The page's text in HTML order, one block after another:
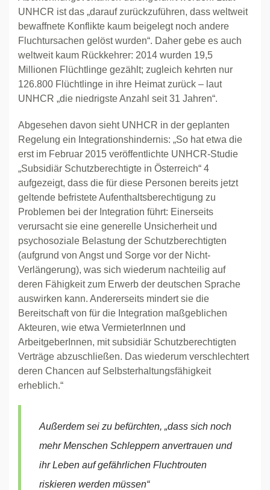
UNHCR ist das „darauf zurückzuführen, dass weltweit
bewaffnete Konflikte kaum beigelegt noch andere
Fluchtursachen gelöst wurden“. Daher gebe es auch
weltweit kaum Rückkehrer: 2014 wurden 19,5
Millionen Flüchtlinge gezählt; zugleich kehrten nur
126.800 Flüchtlinge in ihre Heimat zurück – laut
UNHCR „die niedrigste Anzahl seit 31 Jahren“.
Abgesehen davon sieht UNHCR in der geplanten
Regelung ein Integrationshindernis: „So hat etwa die
erst im Februar 2015 veröffentlichte UNHCR-Studie
„Subsidiär Schutzberechtigte in Österreich“ 4
aufgezeigt, dass die für diese Personen bereits jetzt
geltende befristete Aufenthaltsberechtigung zu
Problemen bei der Integration führt: Einerseits
verursacht sie eine generelle Unsicherheit und
psychosoziale Belastung der Schutzberechtigten
(aufgrund von Angst und Sorge vor der Nicht-
Verlängerung), was sich wiederum nachteilig auf
deren Fähigkeit zum Erwerb der deutschen Sprache
auswirken kann. Andererseits mindert sie die
Bereitschaft von für die Integration maßgeblichen
Akteuren, wie etwa VermieterInnen und
ArbeitgeberInnen, mit subsidiär Schutzberechtigten
Verträge abzuschließen. Das wiederum verschlechtert
deren Chancen auf Selbsterhaltungsfähigkeit
erheblich.“
Außerdem sei zu befürchten, „dass sich noch
mehr Menschen Schleppern anvertrauen und
ihr Leben auf gefährlichen Fluchtrouten
riskieren werden müssen“